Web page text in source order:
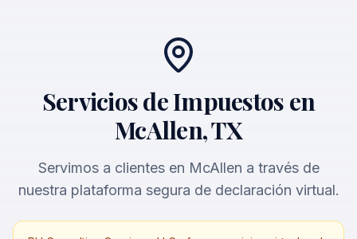
Servicios de Impuestos en
McAllen, TX
Servimos a clientes en McAllen a través de
nuestra plataforma segura de declaración virtual.